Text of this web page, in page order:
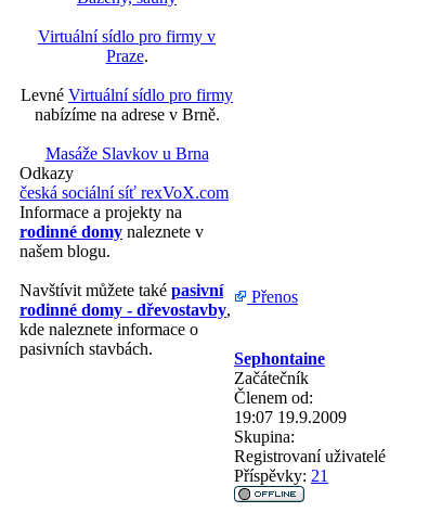
Virtuální sídlo pro firmy v
Praze.
Levné Virtuální sídlo pro firmy
nabízíme na adrese v Brně.
Masáže Slavkov u Brna
Odkazy
česká sociální síť rexVoX.com
Informace a projekty na
rodinné domy naleznete v
našem blogu.
Navštívit můžete také pasivní
rodinné domy - dřevostavby,
kde naleznete informace o
pasivních stavbách.
Přenos
Sephontaine
Začátečník
Členem od:
19:07 19.9.2009
Skupina:
Registrovaní uživatelé
Příspěvky: 21